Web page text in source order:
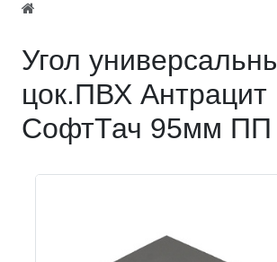
Угол
цок.ПВХ Антрацит
СофтТач 95мм ПП